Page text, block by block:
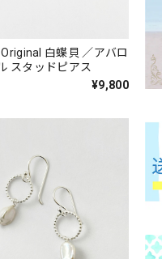
白蝶貝 ／アバロ
スタッドピアス
¥9,800